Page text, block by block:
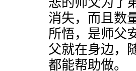
消失，而且数
所悟，是师父
父就在身边，
都能帮助做。